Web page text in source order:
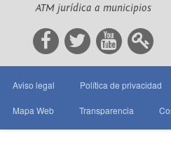
ATM jurídica a municipios
Aviso legal Política de privacidad
Mapa Web Transparencia